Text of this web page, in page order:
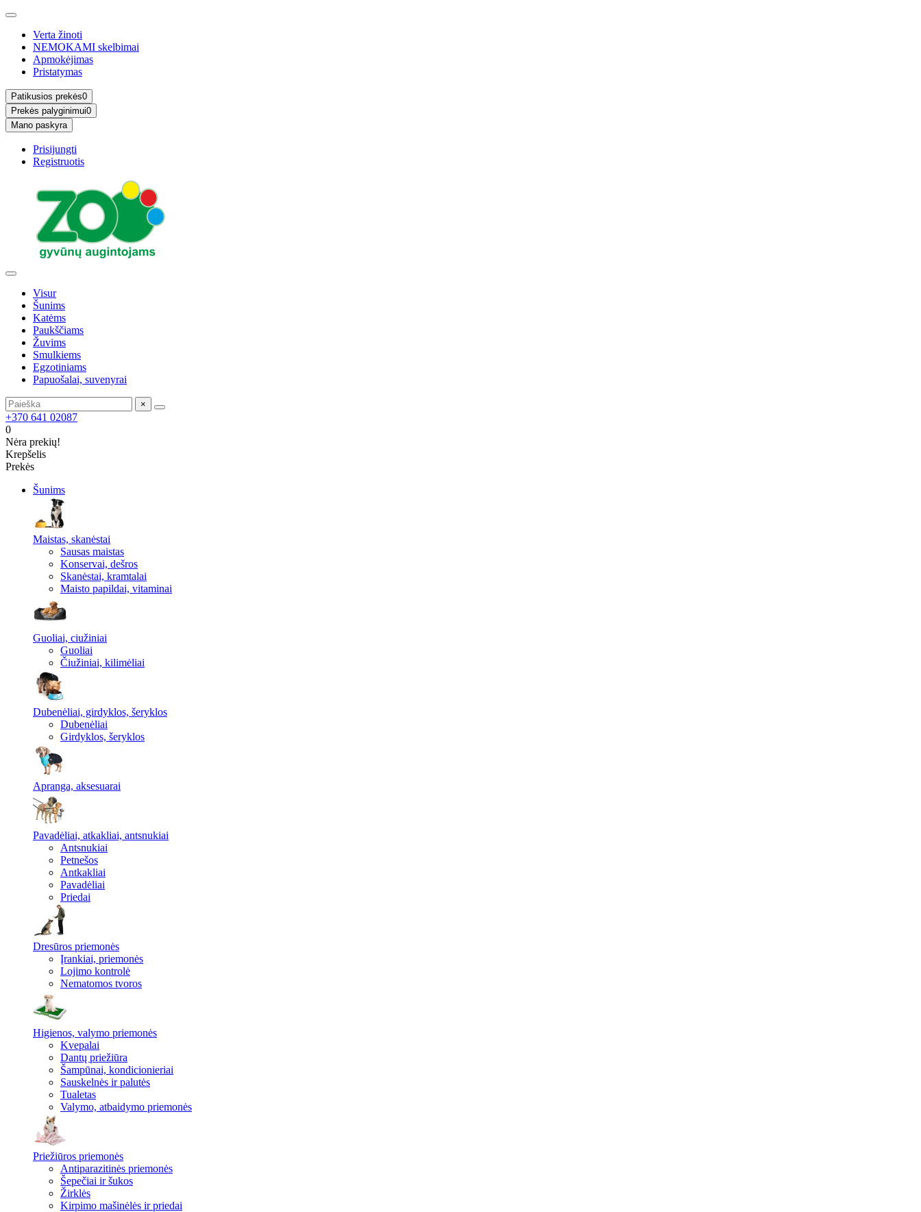
Verta žinoti
NEMOKAMI skelbimai
Apmokėjimas
Pristatymas
Patikusios prekės0
Prekės palyginimui0
Mano paskyra
Prisijungti
Registruotis
Visur
Šunims
Katėms
Paukščiams
Žuvims
Smulkiems
Egzotiniams
Papuošalai, suvenyrai
×
+370 641 02087
0
Nėra prekių!
Krepšelis
Prekės
Šunims
Maistas, skanėstai
Sausas maistas
Konservai, dešros
Skanėstai, kramtalai
Maisto papildai, vitaminai
Guoliai, ciužiniai
Guoliai
Čiužiniai, kilimėliai
Dubenėliai, girdyklos, šeryklos
Dubenėliai
Girdyklos, šeryklos
Apranga, aksesuarai
Pavadėliai, atkakliai, antsnukiai
Antsnukiai
Petnešos
Antkakliai
Pavadėliai
Priedai
Dresūros priemonės
Įrankiai, priemonės
Lojimo kontrolė
Nematomos tvoros
Higienos, valymo priemonės
Kvepalai
Dantų priežiūra
Šampūnai, kondicionieriai
Sauskelnės ir palutės
Tualetas
Valymo, atbaidymo priemonės
Priežiūros priemonės
Antiparazitinės priemonės
Šepečiai ir šukos
Žirklės
Kirpimo mašinėlės ir priedai